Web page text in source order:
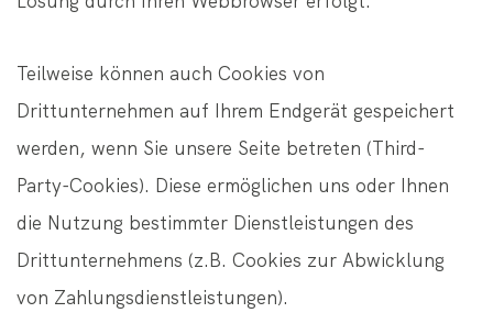
Teilweise können auch Cookies von
Drittunternehmen auf Ihrem Endgerät gespeichert
werden, wenn Sie unsere Seite betreten (Third-
Party-Cookies). Diese ermöglichen uns oder Ihnen
die Nutzung bestimmter Dienstleistungen des
Drittunternehmens (z.B. Cookies zur Abwicklung
von Zahlungsdienstleistungen).